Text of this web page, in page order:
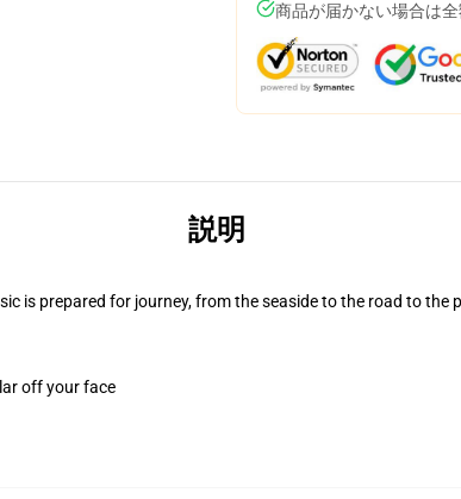
商品が届かない場合は
説明
is prepared for journey, from the seaside to the road to the
off your face